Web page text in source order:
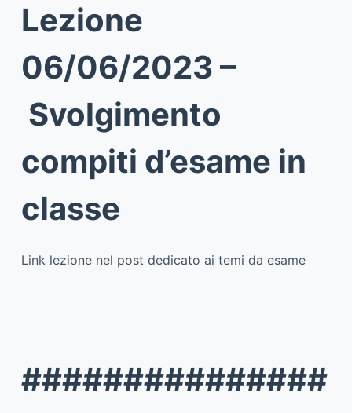
Lezione
06/06/2023 –
Svolgimento
compiti d’esame in
classe
Link lezione nel post dedicato ai temi da esame
###############